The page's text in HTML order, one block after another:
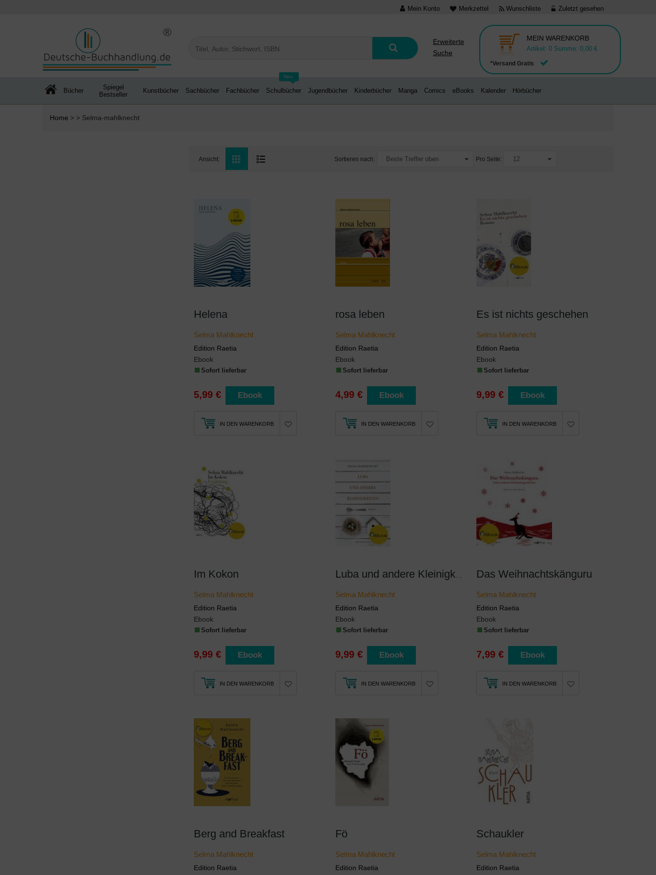
Mein Konto Merkzettel Wunschliste Zuletzt gesehen
Erweiterte
Suche
*Versand Gratis
MEIN WARENKORB
Artikel: 0 Summe: 0,00 €
Bücher
Spiegel
Bestseller
Kunstbücher Sachbücher Fachbücher
Neu
Schulbücher Jugendbücher Kinderbücher Manga Comics eBooks Kalender Hörbücher
Home > > Selma-mahlknecht
Ansicht: Sortieren nach: Pro Seite:
Helena
Selma Mahlknecht
Edition Raetia
Ebook
Sofort lieferbar
5,99 € Ebook
IN DEN WARENKORB
rosa leben
Selma Mahlknecht
Edition Raetia
Ebook
Sofort lieferbar
4,99 € Ebook
IN DEN WARENKORB
Es ist nichts geschehen
Selma Mahlknecht
Edition Raetia
Ebook
Sofort lieferbar
9,99 € Ebook
IN DEN WARENKORB
Im Kokon
Selma Mahlknecht
Edition Raetia
Ebook
Sofort lieferbar
9,99 € Ebook
IN DEN WARENKORB
Selma Mahlknecht
Edition Raetia
Ebook
Sofort lieferbar
9,99 € Ebook
IN DEN WARENKORB
Das Weihnachtskänguru
Selma Mahlknecht
Edition Raetia
Ebook
Sofort lieferbar
7,99 € Ebook
IN DEN WARENKORB
Berg and Breakfast
Selma Mahlknecht
Edition Raetia
Fö
Selma Mahlknecht
Edition Raetia
Schaukler
Selma Mahlknecht
Edition Raetia